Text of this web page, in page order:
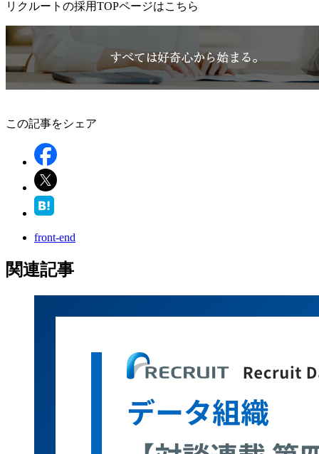
リクルートの採用TOPページはこちら
この記事をシェア
front-end
関連記事